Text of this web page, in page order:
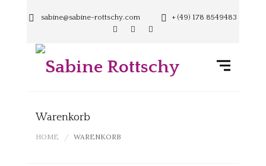
sabine@sabine-rottschy.com + (49) 178 8549483
Warenkorb
HOME WARENKORB